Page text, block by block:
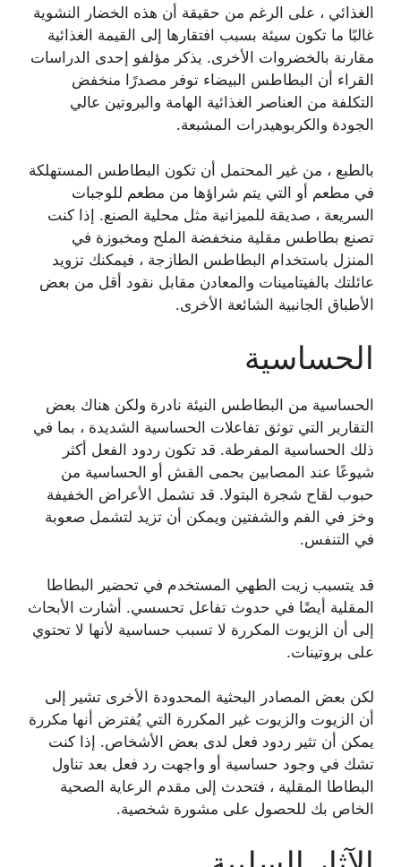
الغذائي ، على الرغم من حقيقة أن هذه الخضار النشوية
غالبًا ما تكون سيئة بسبب افتقارها إلى القيمة الغذائية
مقارنة بالخضروات الأخرى. يذكر مؤلفو إحدى الدراسات
القراء أن البطاطس البيضاء توفر مصدرًا منخفض
التكلفة من العناصر الغذائية الهامة والبروتين عالي
الجودة والكربوهيدرات المشبعة.
بالطبع ، من غير المحتمل أن تكون البطاطس المستهلكة
في مطعم أو التي يتم شراؤها من مطعم للوجبات
السريعة ، صديقة للميزانية مثل محلية الصنع. إذا كنت
تصنع بطاطس مقلية منخفضة الملح ومخبوزة في
المنزل باستخدام البطاطس الطازجة ، فيمكنك تزويد
عائلتك بالفيتامينات والمعادن مقابل نقود أقل من بعض
الأطباق الجانبية الشائعة الأخرى.
الحساسية
الحساسية من البطاطس النيئة نادرة ولكن هناك بعض
التقارير التي توثق تفاعلات الحساسية الشديدة ، بما في
ذلك الحساسية المفرطة. قد تكون ردود الفعل أكثر
شيوعًا عند المصابين بحمى القش أو الحساسية من
حبوب لقاح شجرة البتولا. قد تشمل الأعراض الخفيفة
وخز في الفم والشفتين ويمكن أن تزيد لتشمل صعوبة
في التنفس.
قد يتسبب زيت الطهي المستخدم في تحضير البطاطا
المقلية أيضًا في حدوث تفاعل تحسسي. أشارت الأبحاث
إلى أن الزيوت المكررة لا تسبب حساسية لأنها لا تحتوي
على بروتينات.
لكن بعض المصادر البحثية المحدودة الأخرى تشير إلى
أن الزيوت والزيوت غير المكررة التي يُفترض أنها مكررة
يمكن أن تثير ردود فعل لدى بعض الأشخاص. إذا كنت
تشك في وجود حساسية أو واجهت رد فعل بعد تناول
البطاطا المقلية ، فتحدث إلى مقدم الرعاية الصحية
الخاص بك للحصول على مشورة شخصية.